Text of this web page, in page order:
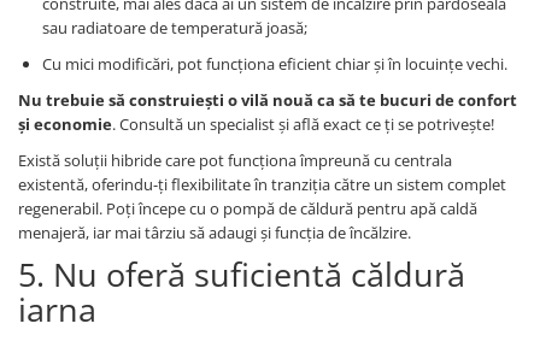
sau radiatoare de temperatură joasă;
Cu mici modificări, pot funcționa eficient chiar și în locuințe vechi.
Nu trebuie să construiești o vilă nouă ca să te bucuri de confort
și economie. Consultă un specialist și află exact ce ți se potrivește!
Există soluții hibride care pot funcționa împreună cu centrala
existentă, oferindu-ți flexibilitate în tranziția către un sistem complet
regenerabil. Poți începe cu o pompă de căldură pentru apă caldă
menajeră, iar mai târziu să adaugi și funcția de încălzire.
5. Nu oferă suficientă căldură
iarna